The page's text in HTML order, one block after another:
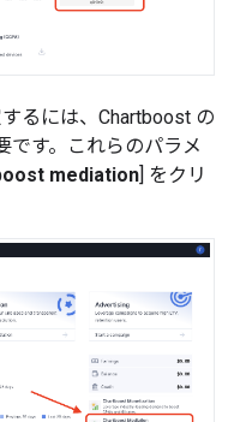
るには、Chartboost の
です。これらのパラメ
mediation] をクリ